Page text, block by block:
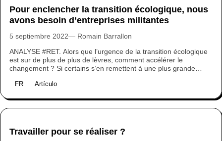
Pour enclencher la transition écologique, nous
avons besoin d’entreprises militantes
5 septiembre 2022 Romain Barrallon
ANALYSE #RET. Alors que l’urgence de la transition écologique
est sur de plus de plus de lèvres, comment accélérer le
changement ? Si certains s’en remettent à une plus grande
réemployer…), d’autres appellent à des décisions politiques et
entreprises dans la transition écologique ?
FR Artículo
Travailler pour se réaliser ?